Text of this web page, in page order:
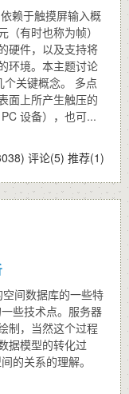
赖于触摸屏输入概
有时也称为帧）
硬件，以及支持将
环境。本主题讨论
关键概念。 多点
面上所产生触压的
设备），也可...
评论(5) 推荐(1)
间数据库的一些特
些技术点。服务器
制，当然这个过程
据模型的转化过
的关系的理解。